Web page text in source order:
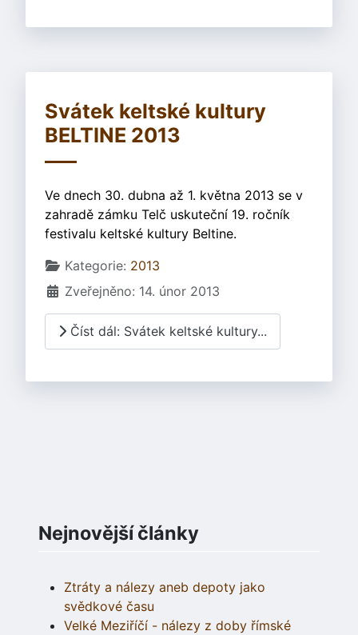
Svátek keltské kultury
BELTINE 2013
Ve dnech 30. dubna až 1. května 2013 se v
zahradě zámku Telč uskuteční 19. ročník
festivalu keltské kultury Beltine.
Základní údaje
Kategorie: 2013
Zveřejněno: 14. únor 2013
Číst dál: Svátek keltské kultury...
Nejnovější články
Ztráty a nálezy aneb depoty jako
svědkové času
Velké Meziříčí - nálezy z doby římské